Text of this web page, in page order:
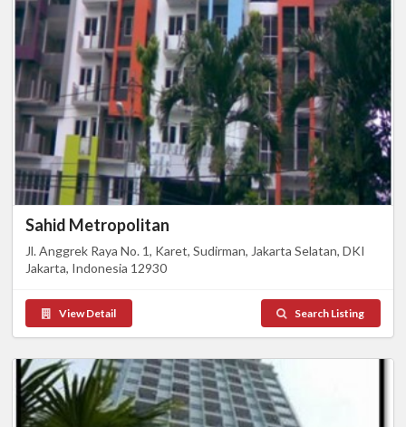
Sahid Metropolitan
Jl. Anggrek Raya No. 1, Karet, Sudirman, Jakarta Selatan, DKI
Jakarta, Indonesia 12930
View Detail Search Listing